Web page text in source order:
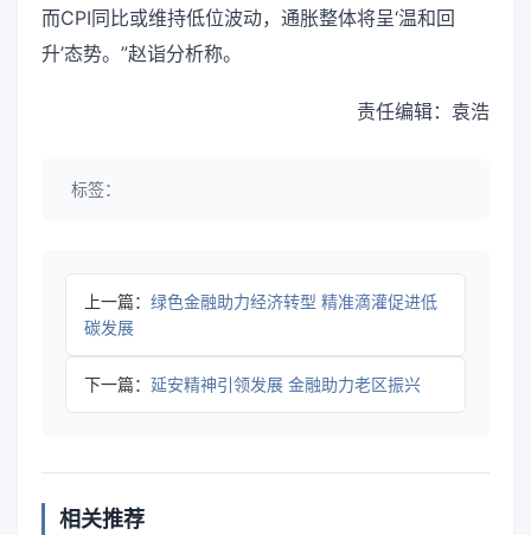
而CPI同比或维持低位波动，通胀整体将呈‘温和回
升’态势。”赵诣分析称。
责任编辑：袁浩
标签：
上一篇： 绿色金融助力经济转型 精准滴灌促进低
碳发展
下一篇： 延安精神引领发展 金融助力老区振兴
相关推荐